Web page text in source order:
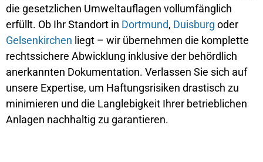
die gesetzlichen Umweltauflagen vollumfänglich
erfüllt. Ob Ihr Standort in Dortmund, Duisburg oder
Gelsenkirchen liegt – wir übernehmen die komplette
rechtssichere Abwicklung inklusive der behördlich
anerkannten Dokumentation. Verlassen Sie sich auf
unsere Expertise, um Haftungsrisiken drastisch zu
minimieren und die Langlebigkeit Ihrer betrieblichen
Anlagen nachhaltig zu garantieren.